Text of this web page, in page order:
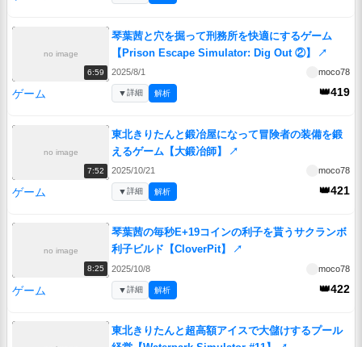
no image
6:59
琴葉茜と穴を掘って刑務所を快適にするゲーム
【Prison Escape Simulator: Dig Out ②】
↗
2025/8/1 moco78
ゲーム 👑419
▼詳細 解析
no image
7:52
東北きりたんと鍛冶屋になって冒険者の装備を鍛
えるゲーム【大鍛冶師】
↗
2025/10/21 moco78
ゲーム 👑421
▼詳細 解析
no image
8:25
琴葉茜の毎秒E+19コインの利子を貰うサクランボ
利子ビルド【CloverPit】
↗
2025/10/8 moco78
ゲーム 👑422
▼詳細 解析
東北きりたんと超高額アイスで大儲けするプール